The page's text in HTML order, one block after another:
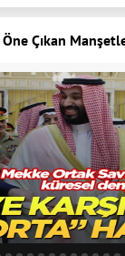
Öne Çıkan